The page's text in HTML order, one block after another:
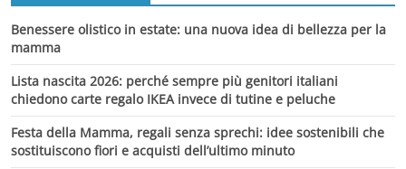
Benessere olistico in estate: una nuova idea di bellezza per la
mamma
Lista nascita 2026: perché sempre più genitori italiani
chiedono carte regalo IKEA invece di tutine e peluche
Festa della Mamma, regali senza sprechi: idee sostenibili che
sostituiscono fiori e acquisti dell’ultimo minuto